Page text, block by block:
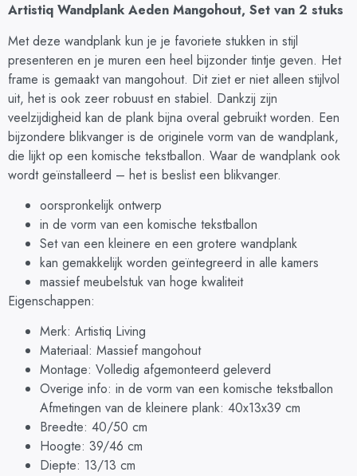
Artistiq Wandplank Aeden Mangohout, Set van 2 stuks
Met deze wandplank kun je je favoriete stukken in stijl
presenteren en je muren een heel bijzonder tintje geven. Het
frame is gemaakt van mangohout. Dit ziet er niet alleen stijlvol
uit, het is ook zeer robuust en stabiel. Dankzij zijn
veelzijdigheid kan de plank bijna overal gebruikt worden. Een
bijzondere blikvanger is de originele vorm van de wandplank,
die lijkt op een komische tekstballon. Waar de wandplank ook
wordt geïnstalleerd – het is beslist een blikvanger.
oorspronkelijk ontwerp
in de vorm van een komische tekstballon
Set van een kleinere en een grotere wandplank
kan gemakkelijk worden geïntegreerd in alle kamers
massief meubelstuk van hoge kwaliteit
Eigenschappen:
Merk: Artistiq Living
Materiaal: Massief mangohout
Montage: Volledig afgemonteerd geleverd
Overige info: in de vorm van een komische tekstballon
Afmetingen van de kleinere plank: 40x13x39 cm
Breedte: 40/50 cm
Hoogte: 39/46 cm
Diepte: 13/13 cm